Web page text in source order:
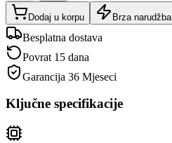
Dodaj u korpu Brza narudžba
Besplatna dostava
Povrat 15 dana
Garancija 36 Mjeseci
Ključne specifikacije